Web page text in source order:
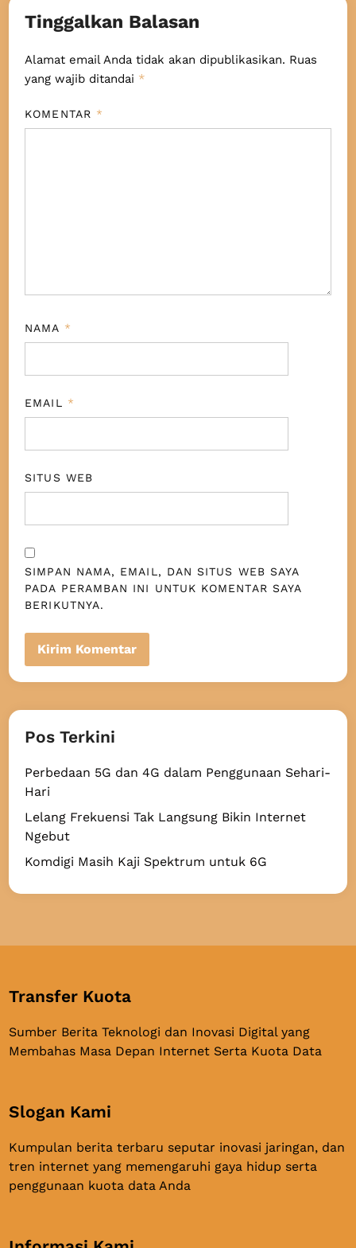
Tinggalkan Balasan
Alamat email Anda tidak akan dipublikasikan. Ruas
yang wajib ditandai *
KOMENTAR *
NAMA *
EMAIL *
SITUS WEB
SIMPAN NAMA, EMAIL, DAN SITUS WEB SAYA
PADA PERAMBAN INI UNTUK KOMENTAR SAYA
BERIKUTNYA.
Pos Terkini
Perbedaan 5G dan 4G dalam Penggunaan Sehari-
Hari
Lelang Frekuensi Tak Langsung Bikin Internet
Ngebut
Komdigi Masih Kaji Spektrum untuk 6G
Transfer Kuota
Sumber Berita Teknologi dan Inovasi Digital yang
Membahas Masa Depan Internet Serta Kuota Data
Slogan Kami
Kumpulan berita terbaru seputar inovasi jaringan, dan
tren internet yang memengaruhi gaya hidup serta
penggunaan kuota data Anda